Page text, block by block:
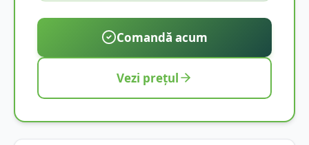
Comandă acum
Vezi prețul